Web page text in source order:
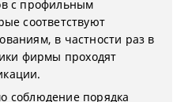
с профильным
соответствуют
в частности раз в
фирмы проходят
соблюдение порядка